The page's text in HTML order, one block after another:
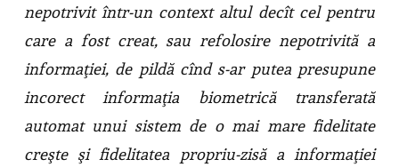
nepotrivit într-un context altul decît cel pentru
care a fost creat, sau refolosire nepotrivită a
informaţiei, de pildă cînd s-ar putea presupune
incorect informaţia biometrică transferată
automat unui sistem de o mai mare fidelitate
creşte şi fidelitatea propriu-zisă a informaţiei